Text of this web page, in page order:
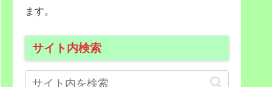
ます。
サイト内検索